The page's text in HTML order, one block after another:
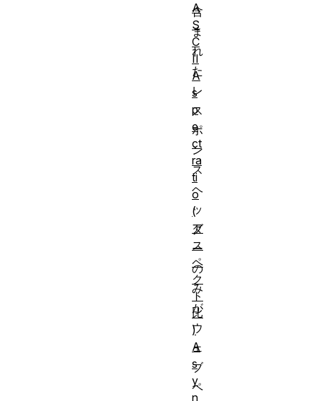
含
ま
れ
た
レ
ス
ポ
ン
ス
ヘ
ッ
ダ
ー
の
み
が
ウ
ェ
ブ
ペ
A
S
C
II
A
s
p
e
ct
ra
ti
o
(
ア
ス
ペ
ク
ト
比
)
A
s
y
n